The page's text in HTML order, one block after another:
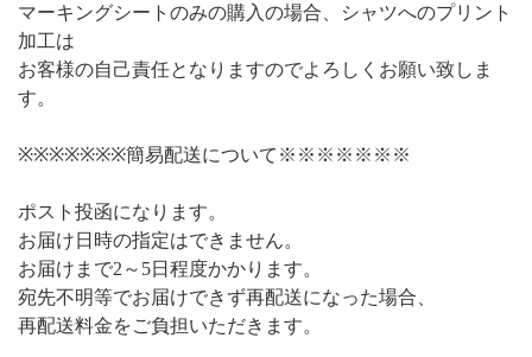
マーキングシートのみの購入の場合、シャツへのプリント
加工は
お客様の自己責任となりますのでよろしくお願い致しま
す。
※※※※※※※簡易配送について※※※※※※※
ポスト投函になります。
お届け日時の指定はできません。
お届けまで2～5日程度かかります。
宛先不明等でお届けできず再配送になった場合、
再配送料金をご負担いただきます。